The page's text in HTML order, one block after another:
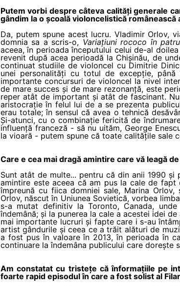
Putem vorbi despre câteva calități generale
gândim la o școală violoncelistică
Da, putem spune acest lucru. Vladimir Orlov,
domnia sa a scris-o, Variațiuni rococo în
aceea, în perioada începutului celui de-al
revenit după acea perioadă la Chișinău, de
continuat studiile de violoncel cu Dimitrie
unei personalități cu totul de excepție,
importante concursuri de violoncel la nivel
de mare succes și de mare rezonanță, este
reper atât de important și atât de fascinant.
aristocrație în felul lui de a se prezenta
erau totale; în sensul că avea o tehnică
Și-atunci, cu o combinație fericită de
influență franceză - să nu uităm, George
la vioară - putem spune că toate calitățile sale
Care e cea mai dragă amintire care vă leagă
Sunt atât de multe... pentru că din anii 1990 și
amintire este aceea că am pus la cale de
împreună cu fiica domniei sale, Marina
Orlov, născut în Uniunea Sovietică, vorbea
s-a mutat definitiv la Toronto, Canada,
îndemână; și la punerea la cale a acestei idei
mai importante lucruri și fapte care i s-au
artist gândurile și ceea ce a trăit alături de
a fost pus în valoare în 2013, în perioada în
continuare la îndemâna publicului care dorește
Am constatat cu tristețe că înformațiile pe
foarte rapid episodul în care a fost solist al